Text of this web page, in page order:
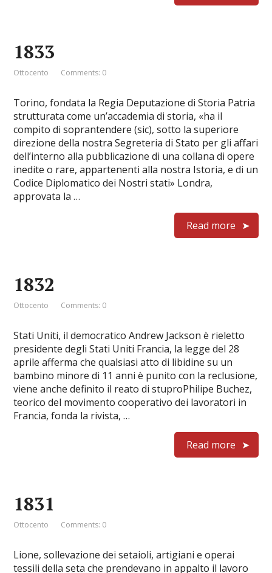
1833
Ottocento Comments: 0
Torino, fondata la Regia Deputazione di Storia Patria
strutturata come un’accademia di storia, «ha il
compito di soprantendere (sic), sotto la superiore
direzione della nostra Segreteria di Stato per gli affari
dell’interno alla pubblicazione di una collana di opere
inedite o rare, appartenenti alla nostra Istoria, e di un
Codice Diplomatico dei Nostri stati» Londra,
approvata la …
Read more
1832
Ottocento Comments: 0
Stati Uniti, il democratico Andrew Jackson è rieletto
presidente degli Stati Uniti Francia, la legge del 28
aprile afferma che qualsiasi atto di libidine su un
bambino minore di 11 anni è punito con la reclusione,
viene anche definito il reato di stuproPhilipe Buchez,
teorico del movimento cooperativo dei lavoratori in
Francia, fonda la rivista, …
Read more
1831
Ottocento Comments: 0
Lione, sollevazione dei setaioli, artigiani e operai
tessili della seta che prendevano in appalto il lavoro